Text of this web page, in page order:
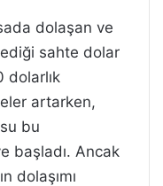
dolaşan ve
sahte dolar
dolarlık
artarken,
bu
başladı. Ancak
dolaşımı